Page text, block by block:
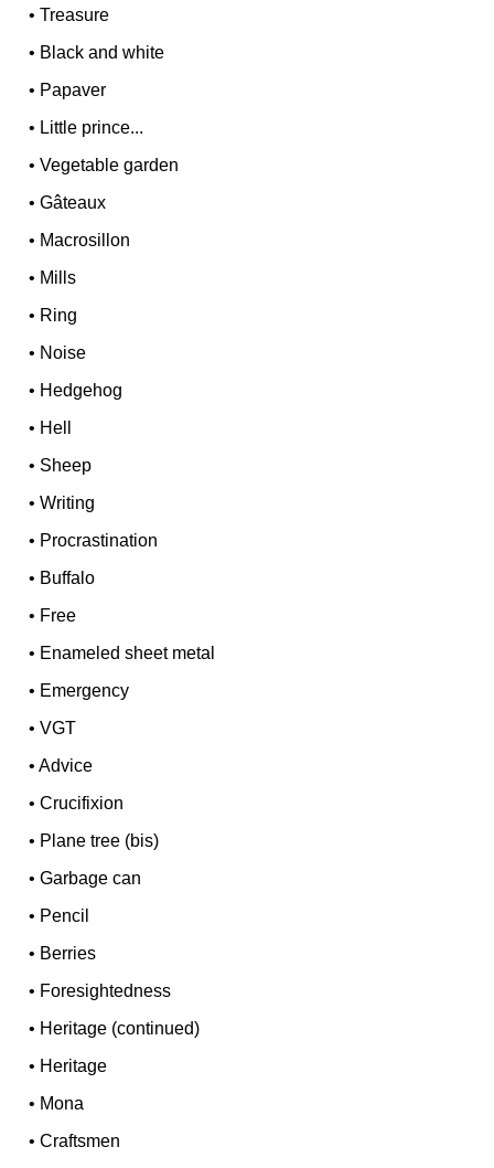
•Treasure
• Black and white
• Papaver
• Little prince...
•Vegetable garden
•Gâteaux
• Macrosillon
• Mills
• Ring
• Noise
• Hedgehog
• Hell
• Sheep
•Writing
• Procrastination
• Buffalo
• Free
• Enameled sheet metal
• Emergency
•VGT
•Advice
•Crucifixion
• Plane tree (bis)
•Garbage can
• Pencil
• Berries
• Foresightedness
• Heritage (continued)
• Heritage
• Mona
•Craftsmen